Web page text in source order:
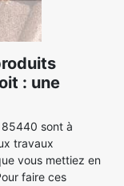
: une
85440 sont à
travaux
vous mettiez en
faire ces